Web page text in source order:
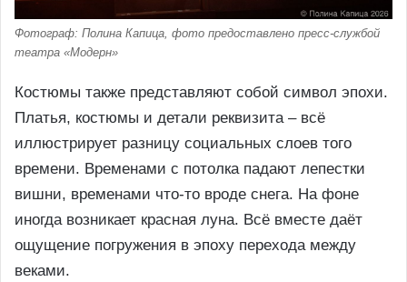
Фотограф: Полина Капица, фото предоставлено пресс-службой
театра «Модерн»
Костюмы также представляют собой символ эпохи.
Платья, костюмы и детали реквизита – всё
иллюстрирует разницу социальных слоев того
времени. Временами с потолка падают лепестки
вишни, временами что-то вроде снега. На фоне
иногда возникает красная луна. Всё вместе даёт
ощущение погружения в эпоху перехода между
веками.